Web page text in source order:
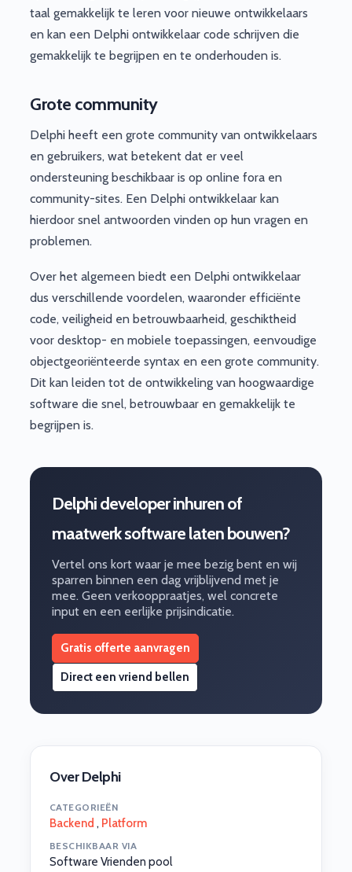
taal gemakkelijk te leren voor nieuwe ontwikkelaars
en kan een Delphi ontwikkelaar code schrijven die
gemakkelijk te begrijpen en te onderhouden is.
Grote community
Delphi heeft een grote community van ontwikkelaars
en gebruikers, wat betekent dat er veel
ondersteuning beschikbaar is op online fora en
community-sites. Een Delphi ontwikkelaar kan
hierdoor snel antwoorden vinden op hun vragen en
problemen.
Over het algemeen biedt een Delphi ontwikkelaar
dus verschillende voordelen, waaronder efficiënte
code, veiligheid en betrouwbaarheid, geschiktheid
voor desktop- en mobiele toepassingen, eenvoudige
objectgeoriënteerde syntax en een grote community.
Dit kan leiden tot de ontwikkeling van hoogwaardige
software die snel, betrouwbaar en gemakkelijk te
begrijpen is.
Delphi developer inhuren of
maatwerk software laten bouwen?
Vertel ons kort waar je mee bezig bent en wij
sparren binnen een dag vrijblijvend met je
mee. Geen verkooppraatjes, wel concrete
input en een eerlijke prijsindicatie.
Gratis offerte aanvragen
Direct een vriend bellen
Over Delphi
CATEGORIEËN
Backend , Platform
BESCHIKBAAR VIA
Software Vrienden pool